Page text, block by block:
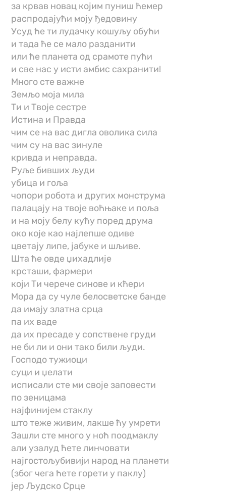
за крвав новац којим пуниш ћемер
распродајући моју ђедовину
Усуд ће ти лудачку кошуљу обући
и тада ће се мало разданити
или ће планета од срамоте пући
и све нас у исти амбис сахранити!
Много сте важне
Земљо моја мила
Ти и Твоје сестре
Истина и Правда
чим се на вас дигла оволика сила
чим су на вас зинуле
кривда и неправда.
Руље бивших људи
убица и гоља
чопори робота и других монструма
палацају на твоје воћњаке и поља
и на моју белу кућу поред друма
око које као најлепше одиве
цветају липе, јабуке и шљиве.
Шта ће овде џихадлије
крсташи, фармери
који Ти черече синове и кћери
Мора да су чуле белосветске банде
да имају златна срца
па их ваде
да их пресаде у сопствене груди
не би ли и они тако били људи.
Господо тужиоци
суци и џелати
исписали сте ми своје заповести
по зеницама
најфинијем стаклу
што теже живим, лакше ћу умрети
Зашли сте много у ноћ поодмаклу
али узалуд ћете линчовати
најгостољубивији народ на планети
(због чега ћете горети у паклу)
јер Људско Срце